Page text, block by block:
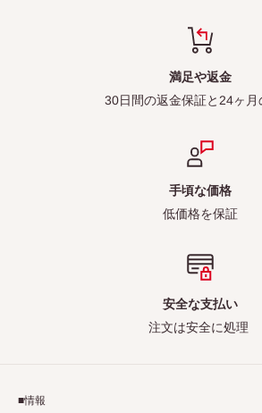
満足や返金
30日間の返金保証と24ヶ月
手頃な価格
低価格を保証
安全な支払い
注文は安全に処理
■情報